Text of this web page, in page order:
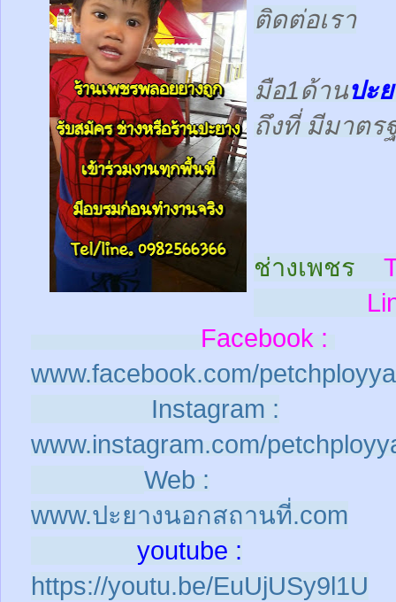
ติดต่อเรา
มือ1ด้านปะ
ถึงที่ มีมาตร
ช่างเพชร
Facebook :
www.facebook.com/
Instagram :
www.instagram.com/
Web :
www.ปะยางนอกสถานที่.com
youtube :
https://youtu.be/EuUjUSy9l1U